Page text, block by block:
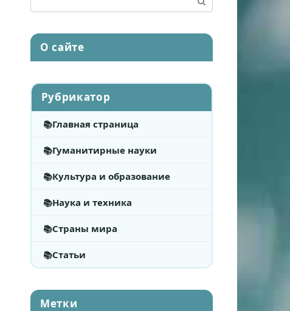
О сайте
Рубрикатор
Главная страница
Гуманитирные науки
Культура и образование
Наука и техника
Страны мира
Статьи
Метки